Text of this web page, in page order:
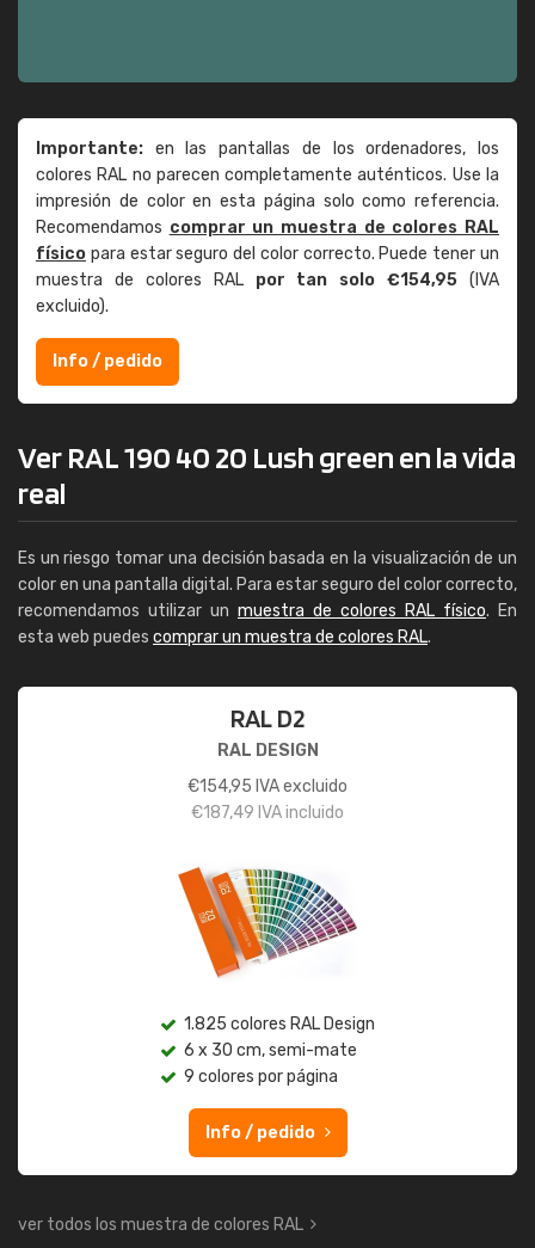
Importante: en las pantallas de los ordenadores, los
colores RAL no parecen completamente auténticos. Use la
impresión de color en esta página solo como referencia.
Recomendamos comprar un muestra de colores RAL
físico para estar seguro del color correcto. Puede tener un
muestra de colores RAL por tan solo €154,95 (IVA
excluido).
Info / pedido
Ver RAL 190 40 20 Lush green en la vida
real
Es un riesgo tomar una decisión basada en la visualización de un
color en una pantalla digital. Para estar seguro del color correcto,
recomendamos utilizar un muestra de colores RAL físico. En
esta web puedes comprar un muestra de colores RAL.
RAL D2
RAL DESIGN
€154,95 IVA excluido
€187,49 IVA incluido
1.825 colores RAL Design
6 x 30 cm, semi-mate
9 colores por página
Info / pedido
ver todos los muestra de colores RAL